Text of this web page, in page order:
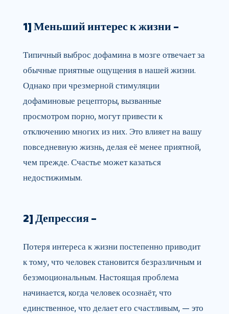
1] Меньший интерес к жизни –
Типичный выброс дофамина в мозге отвечает за
обычные приятные ощущения в нашей жизни.
Однако при чрезмерной стимуляции
дофаминовые рецепторы, вызванные
просмотром порно, могут привести к
отключению многих из них. Это влияет на вашу
повседневную жизнь, делая её менее приятной,
чем прежде. Счастье может казаться
недостижимым.
2] Депрессия –
Потеря интереса к жизни постепенно приводит
к тому, что человек становится безразличным и
безэмоциональным. Настоящая проблема
начинается, когда человек осознаёт, что
единственное, что делает его счастливым, — это